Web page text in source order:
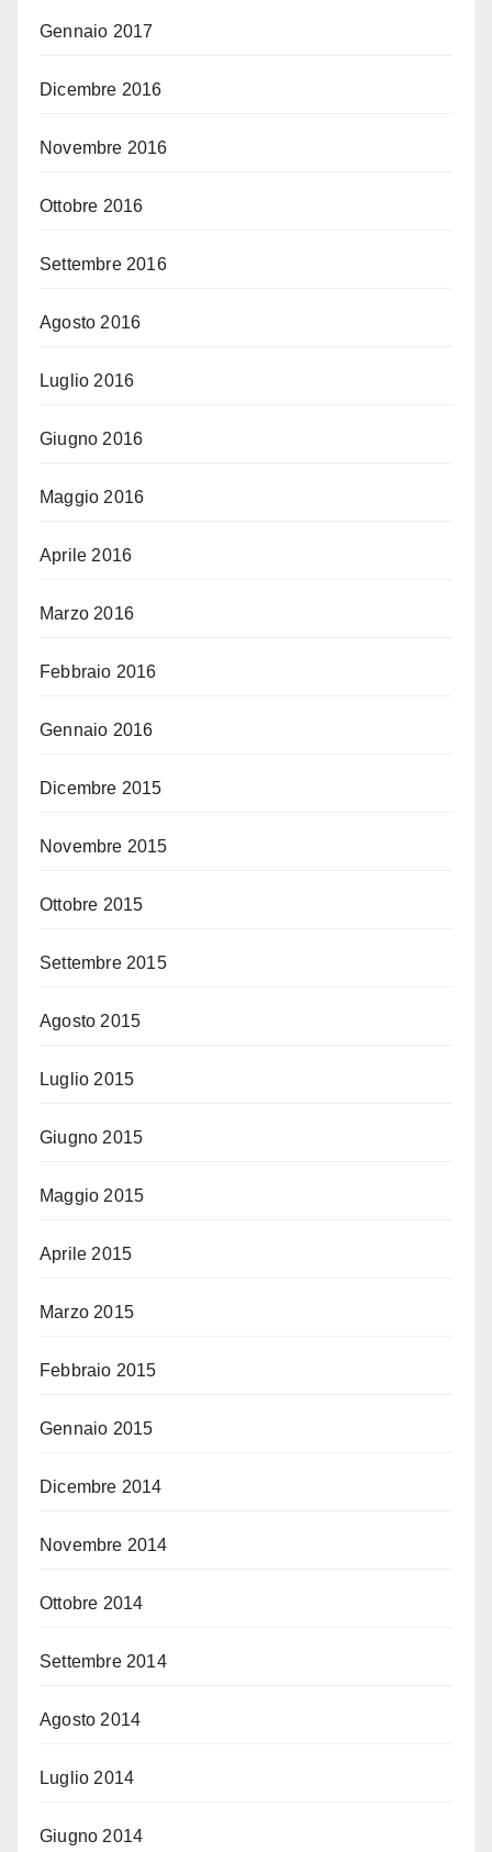
Gennaio 2017
Dicembre 2016
Novembre 2016
Ottobre 2016
Settembre 2016
Agosto 2016
Luglio 2016
Giugno 2016
Maggio 2016
Aprile 2016
Marzo 2016
Febbraio 2016
Gennaio 2016
Dicembre 2015
Novembre 2015
Ottobre 2015
Settembre 2015
Agosto 2015
Luglio 2015
Giugno 2015
Maggio 2015
Aprile 2015
Marzo 2015
Febbraio 2015
Gennaio 2015
Dicembre 2014
Novembre 2014
Ottobre 2014
Settembre 2014
Agosto 2014
Luglio 2014
Giugno 2014